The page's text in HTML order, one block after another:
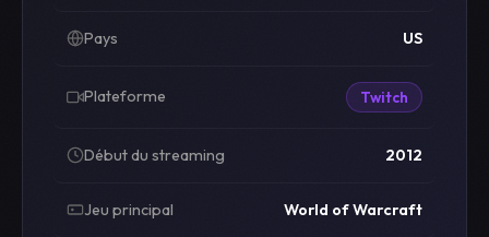
Pays US
Plateforme Twitch
Début du streaming 2012
Jeu principal World of Warcraft